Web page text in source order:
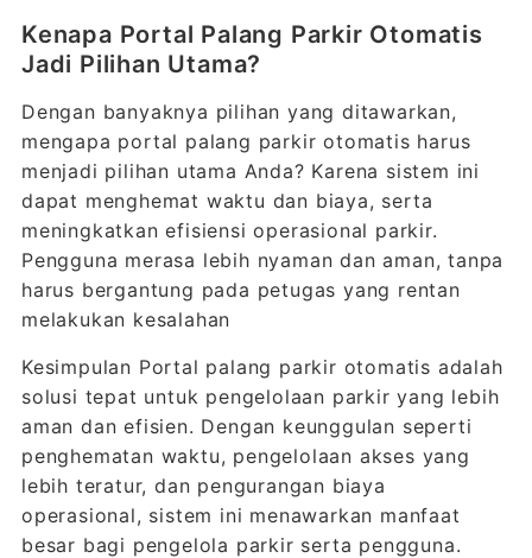
Kenapa Portal Palang Parkir Otomatis
Jadi Pilihan Utama?
Dengan banyaknya pilihan yang ditawarkan,
mengapa portal palang parkir otomatis harus
menjadi pilihan utama Anda? Karena sistem ini
dapat menghemat waktu dan biaya, serta
meningkatkan efisiensi operasional parkir.
Pengguna merasa lebih nyaman dan aman, tanpa
harus bergantung pada petugas yang rentan
melakukan kesalahan
Kesimpulan Portal palang parkir otomatis adalah
solusi tepat untuk pengelolaan parkir yang lebih
aman dan efisien. Dengan keunggulan seperti
penghematan waktu, pengelolaan akses yang
lebih teratur, dan pengurangan biaya
operasional, sistem ini menawarkan manfaat
besar bagi pengelola parkir serta pengguna.